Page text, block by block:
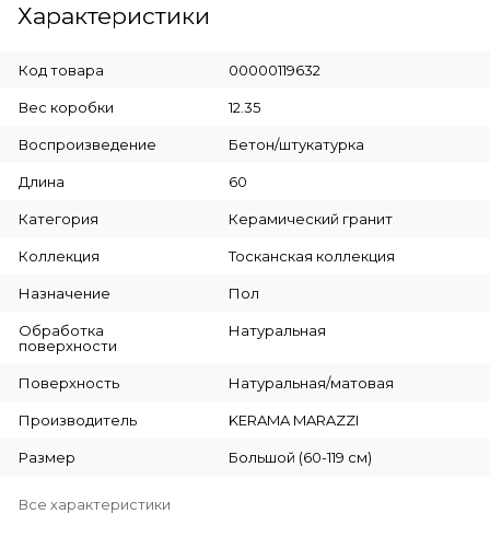
Характеристики
Код товара 00000119632
Вес коробки 12.35
Воспроизведение Бетон/штукатурка
Длина 60
Категория Керамический гранит
Коллекция Тосканская коллекция
Назначение Пол
Обработка
поверхности
Натуральная
Поверхность Натуральная/матовая
Производитель KERAMA MARAZZI
Размер Большой (60-119 см)
Все характеристики